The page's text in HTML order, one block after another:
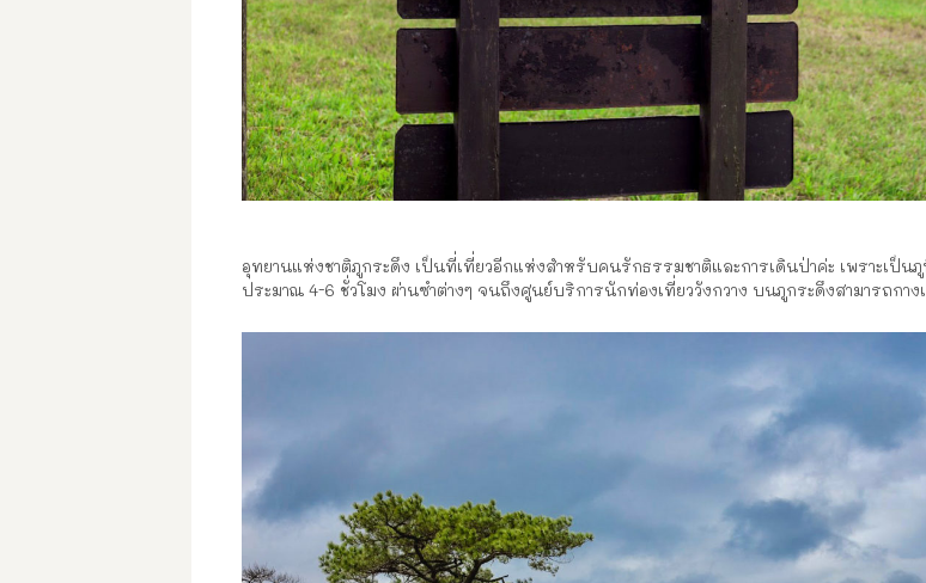
อุทยานแห่งชาติภูกระดึง เป็นที่เที่ยวอีกแห่งสำหรับคนรักธรรมชาติและการเดินป่าค่ะ เพราะเป็นภู
ประมาณ 4-6 ชั่วโมง ผ่านซำต่างๆ จนถึงศูนย์บริการนักท่องเที่ยววังกวาง บนภูกระดึงสามารถก